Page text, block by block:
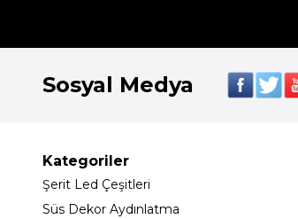
Sosyal Medya
Kategoriler
Şerit Led Çeşitleri
Süs Dekor Aydınlatma